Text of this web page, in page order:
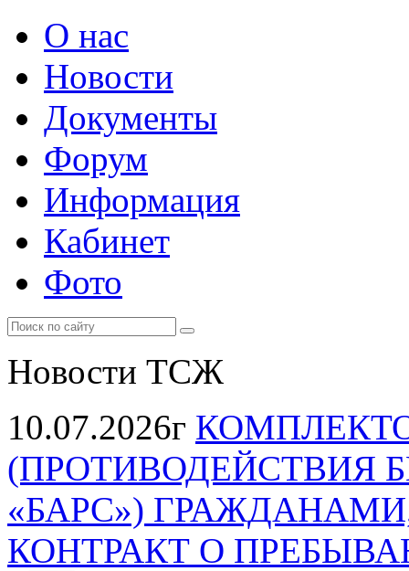
О нас
Новости
Документы
Форум
Информация
Кабинет
Фото
Новости ТСЖ
10.07.2026г
(ПРОТИВОДЕЙСТВИЯ
«БАРС»)
КОНТРАКТ О